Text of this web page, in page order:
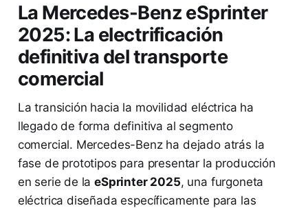
La Mercedes-Benz eSprinter
2025: La electrificación
definitiva del transporte
comercial
La transición hacia la movilidad eléctrica ha
llegado de forma definitiva al segmento
comercial. Mercedes-Benz ha dejado atrás la
fase de prototipos para presentar la producción
en serie de laeSprinter 2025, una furgoneta
eléctrica diseñada específicamente para las